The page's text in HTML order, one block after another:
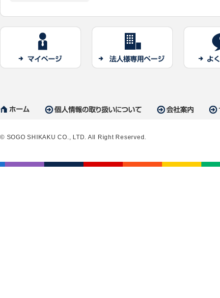
© SOGO SHIKAKU CO., LTD. All Right Reserved.